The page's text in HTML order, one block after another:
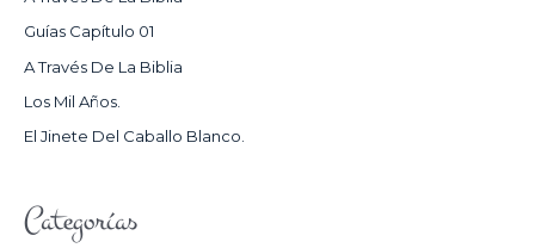
R
:
Guías Capítulo 01
A Través De La Biblia
Los Mil Años.
El Jinete Del Caballo Blanco.
Categorías